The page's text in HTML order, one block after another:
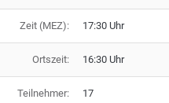
Zeit (MEZ): 17:30 Uhr
Ortszeit: 16:30 Uhr
Teilnehmer: 17